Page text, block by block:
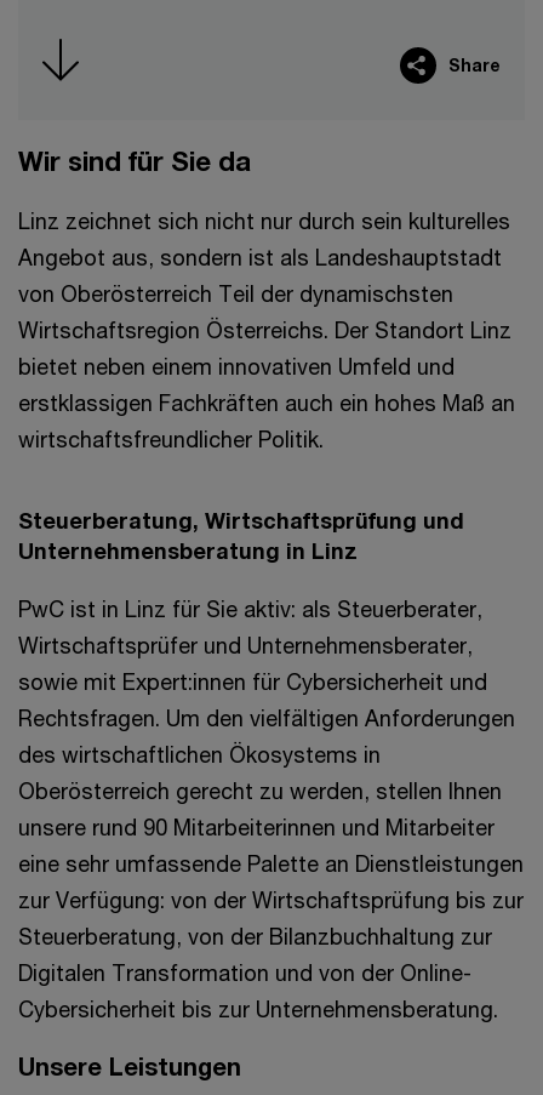
Share
Wir sind für Sie da
Linz zeichnet sich nicht nur durch sein kulturelles
Angebot aus, sondern ist als Landeshauptstadt
von Oberösterreich Teil der dynamischsten
Wirtschaftsregion Österreichs. Der Standort Linz
bietet neben einem innovativen Umfeld und
erstklassigen Fachkräften auch ein hohes Maß an
wirtschaftsfreundlicher Politik.
Steuerberatung, Wirtschaftsprüfung und
Unternehmensberatung in Linz
PwC ist in Linz für Sie aktiv: als Steuerberater,
Wirtschaftsprüfer und Unternehmensberater,
sowie mit Expert:innen für Cybersicherheit und
Rechtsfragen. Um den vielfältigen Anforderungen
des wirtschaftlichen Ökosystems in
Oberösterreich gerecht zu werden, stellen Ihnen
unsere rund 90 Mitarbeiterinnen und Mitarbeiter
eine sehr umfassende Palette an Dienstleistungen
zur Verfügung: von der Wirtschaftsprüfung bis zur
Steuerberatung, von der Bilanzbuchhaltung zur
Digitalen Transformation und von der Online-
Cybersicherheit bis zur Unternehmensberatung.
Unsere Leistungen